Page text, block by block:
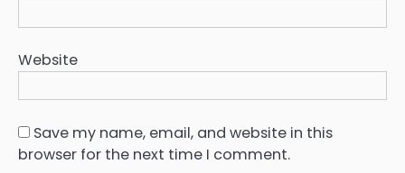
Website
Save my name, email, and website in this
browser for the next time I comment.